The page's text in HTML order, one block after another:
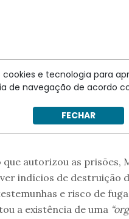
que autorizou as prisões,
indícios de destruição
e risco de
a existência de uma
cookies e tecnologia para
de navegação de acordo
FECHAR